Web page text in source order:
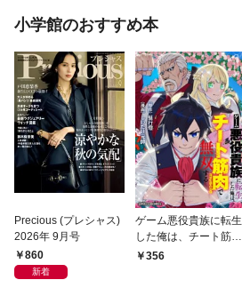
小学館のおすすめ本
Precious (プレシャス)
2026年 9月号
860
新着
ゲーム悪役貴族に転生
した俺は、チート筋肉
で無双する【単話】
356